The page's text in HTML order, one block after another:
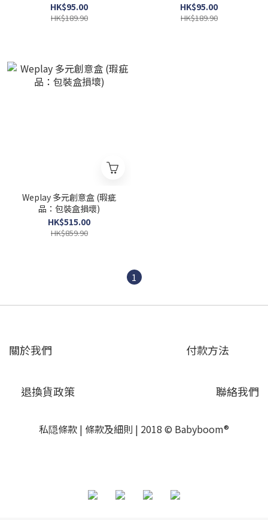
HK$95.00
HK$189.90
HK$95.00
HK$189.90
Weplay 多元創意盒 (瑕疵
品：包裝盒損壞)
HK$515.00
HK$859.90
1
關於我們 付款方法
退換貨政策 聯絡我們
私隠條款 | 條款及細則 | 2018 © Babyboom®